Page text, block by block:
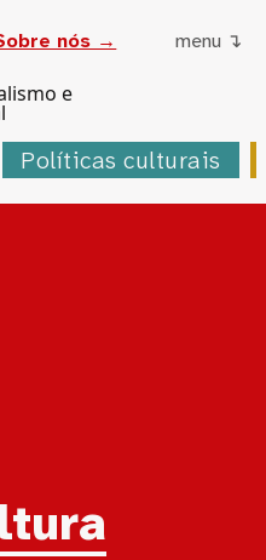
e
nós → menu ↴
Políticas culturais